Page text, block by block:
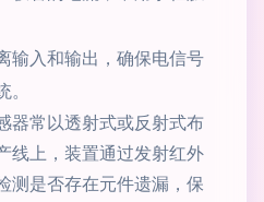
输入和输出，确保电信号
器常以透射式或反射式布
线上，装置通过发射红外
测是否存在元件遗漏，保